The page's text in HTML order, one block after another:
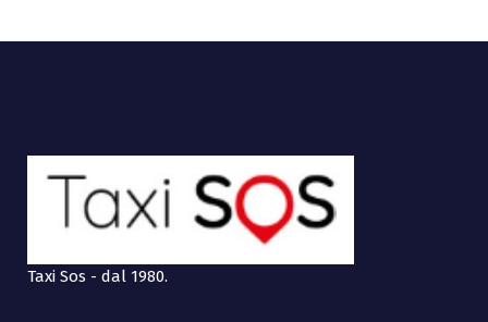
Taxi Sos - dal 1980.